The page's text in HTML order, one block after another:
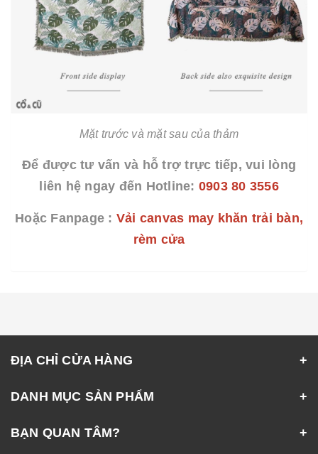
Mặt trước và mặt sau của thảm
Để được tư vấn và hỗ trợ trực tiếp, vui lòng
liên hệ ngay đến Hotline: 0903 80 3556
Hoặc Fanpage : Vải canvas may khăn trải bàn,
rèm cửa
ĐỊA CHỈ CỬA HÀNG
DANH MỤC SẢN PHẨM
BẠN QUAN TÂM?